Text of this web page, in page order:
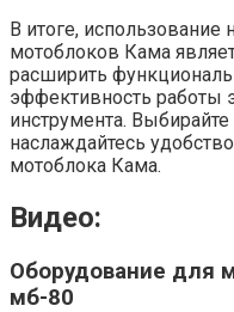
В итоге, использование
мотоблоков Кама
расширить
эффективность работы
инструмента.
наслаждайтесь
мотоблока Кама.
Видео:
Оборудование для
мб-80